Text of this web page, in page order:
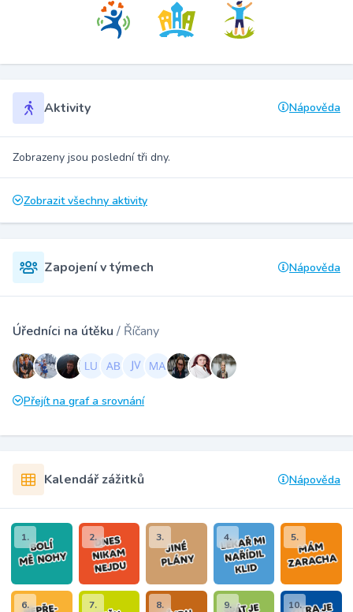
Aktivity Nápověda
Zobrazeny jsou poslední tři dny.
Zobrazit všechny aktivity
Zapojení v týmech Nápověda
Úředníci na útěku / Říčany
Přejít na graf a srovnání
Kalendář zážitků Nápověda
1. 2. 3. 4. 5.
6. 7. 8. 9. 10.